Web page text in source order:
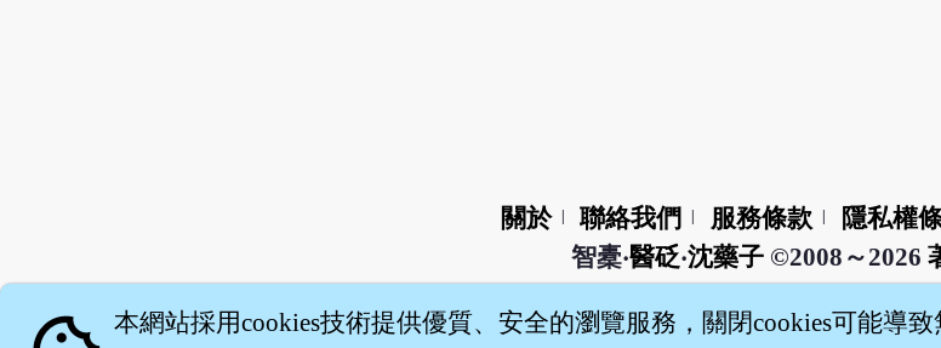
關於 聯絡我們 服務條款 隱私權
智橐‧醫砭‧沈藥子©2008～2026
本網站採用cookies技術提供優質、安全的瀏覽服務，關閉cookies可能導致